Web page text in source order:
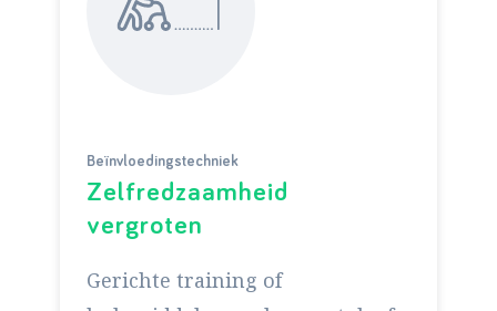
Beïnvloedingstechniek
Zelfredzaamheid
vergroten
Gerichte training of